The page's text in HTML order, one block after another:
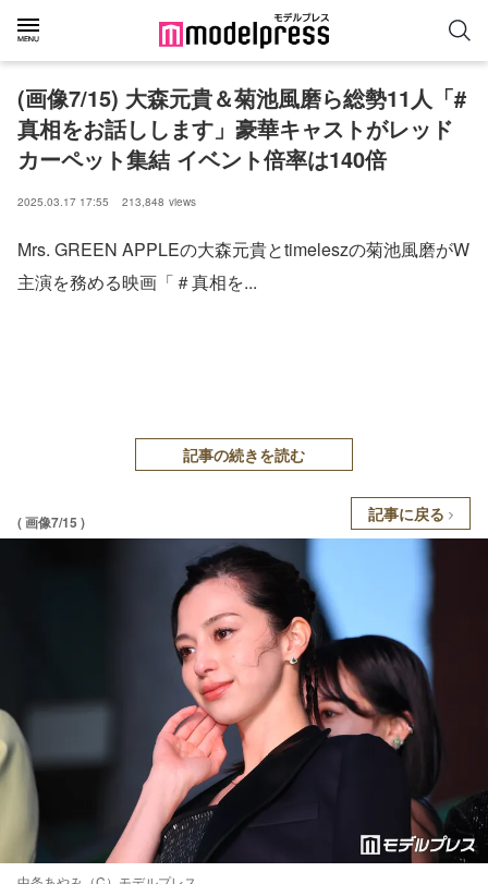
(画像7/15) 大森元貴＆菊池風磨ら総勢11人「#
真相をお話しします」豪華キャストがレッド
カーペット集結 イベント倍率は140倍
2025.03.17 17:55 213,848 views
Mrs. GREEN APPLEの大森元貴とtimeleszの菊池風磨がW
主演を務める映画「＃真相を...
記事の続きを読む
( 画像7/15 ) 記事に戻る